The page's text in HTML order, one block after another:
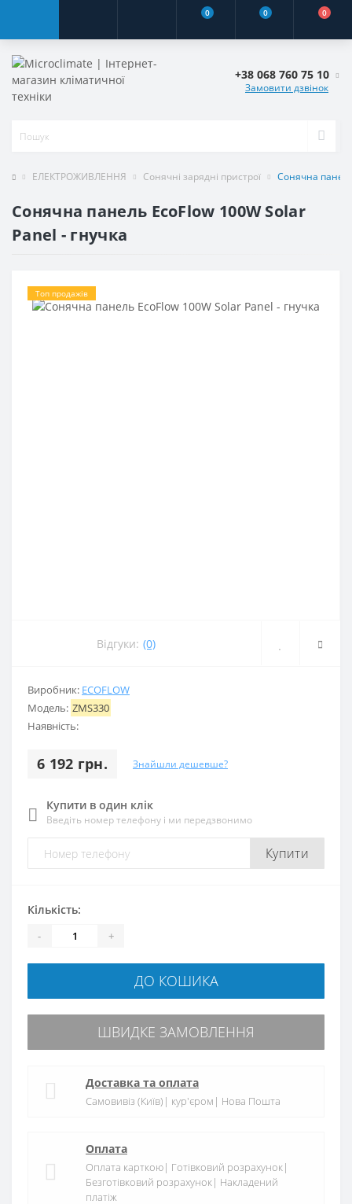
0 0 0
+38 068 760 75 10
Замовити дзвінок
ЕЛЕКТРОЖИВЛЕННЯ Сонячні зарядні пристрої Сонячна
Сонячна панель EcoFlow 100W Solar
Panel - гнучка
Топ продажів
Відгуки: (0)
Виробник: ECOFLOW
Модель: ZMS330
Наявність:
6 192 грн. Знайшли дешевше?
Купити в один клік
Введіть номер телефону і ми передзвонимо
Купити
Кількість:
- +
ДО КОШИКА
ШВИДКЕ ЗАМОВЛЕННЯ
Доставка та оплата
Самовивіз (Київ)| кур'єром| Нова Пошта
Оплата
Оплата карткою| Готівковий розрахунок|
Безготівковий розрахунок| Накладений
платіж